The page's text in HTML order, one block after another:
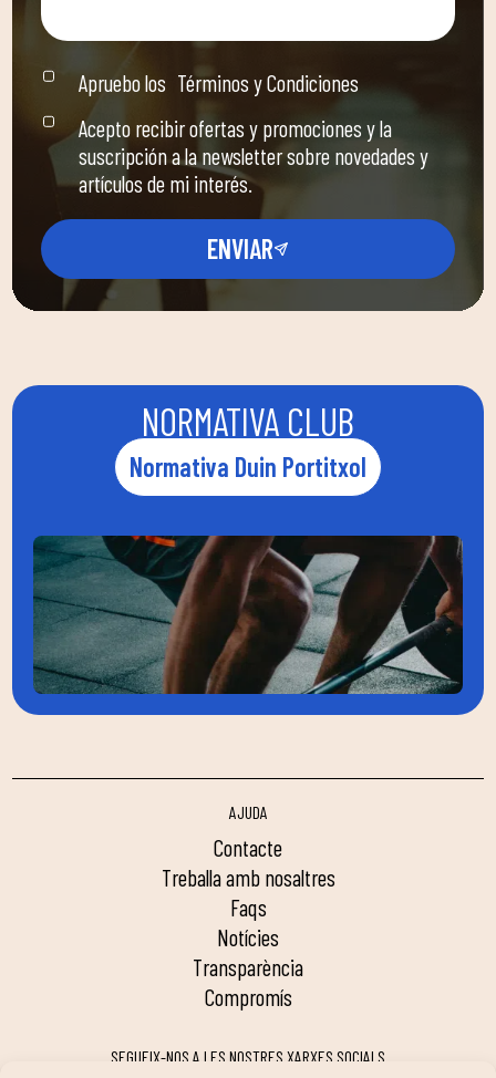
Apruebo los Términos y Condiciones
Acepto recibir ofertas y promociones y la
suscripción a la newsletter sobre novedades y
artículos de mi interés.
ENVIAR
NORMATIVA CLUB
Normativa Duin Portitxol
AJUDA
contacte
treballa amb nosaltres
faqs
notícies
transparència
compromís
SEGUEIX-NOS A LES NOSTRES XARXES SOCIALS